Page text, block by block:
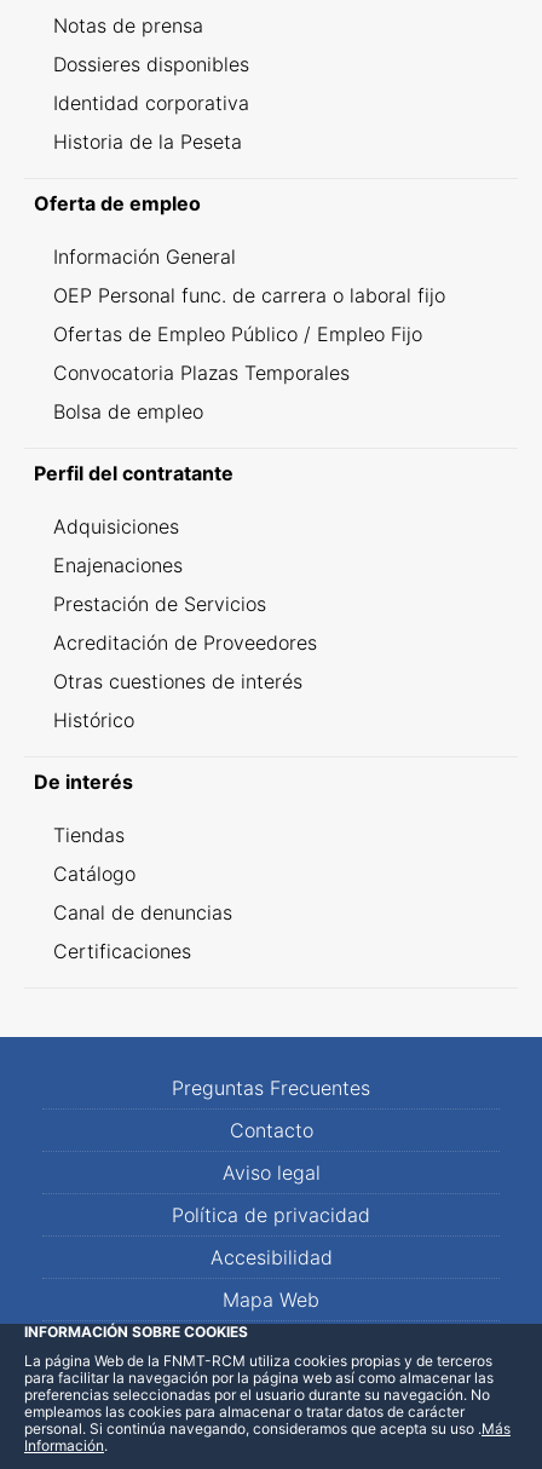
Notas de prensa
Dossieres disponibles
Identidad corporativa
Historia de la Peseta
Oferta de empleo
Información General
OEP Personal func. de carrera o laboral fijo
Ofertas de Empleo Público / Empleo Fijo
Convocatoria Plazas Temporales
Bolsa de empleo
Perfil del contratante
Adquisiciones
Enajenaciones
Prestación de Servicios
Acreditación de Proveedores
Otras cuestiones de interés
Histórico
De interés
Tiendas
Catálogo
Canal de denuncias
Certificaciones
Preguntas Frecuentes
Contacto
Aviso legal
Política de privacidad
Accesibilidad
Mapa Web
LinkedInFacebookWhatsApp
INFORMACIÓN SOBRE COOKIES
La página Web de la FNMT-RCM utiliza cookies propias y de terceros
para facilitar la navegación por la página web así como almacenar las
preferencias seleccionadas por el usuario durante su navegación. No
empleamos las cookies para almacenar o tratar datos de carácter
personal. Si continúa navegando, consideramos que acepta su uso .Más
Información.